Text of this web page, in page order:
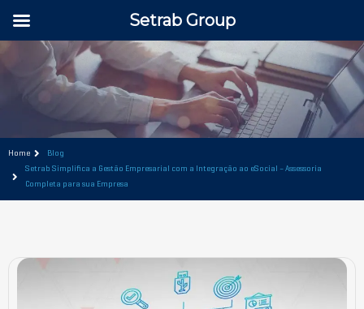
Home Blog
Setrab Simplifica a Gestão Empresarial com a Integração ao eSocial – Assessoria
Completa para sua Empresa
Setrab Group